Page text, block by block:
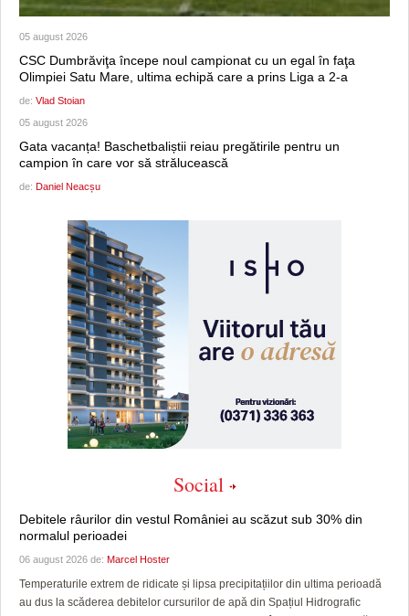
05 august 2026
CSC Dumbrăviţa începe noul campionat cu un egal în faţa
Olimpiei Satu Mare, ultima echipă care a prins Liga a 2-a
de: Vlad Stoian
05 august 2026
Gata vacanța! Baschetbaliștii reiau pregătirile pentru un
campion în care vor să strălucească
de: Daniel Neacșu
Social
Debitele râurilor din vestul României au scăzut sub 30% din
normalul perioadei
06 august 2026 de: Marcel Hoster
Temperaturile extrem de ridicate și lipsa precipitațiilor din ultima perioadă
au dus la scăderea debitelor cursurilor de apă din Spațiul Hidrografic